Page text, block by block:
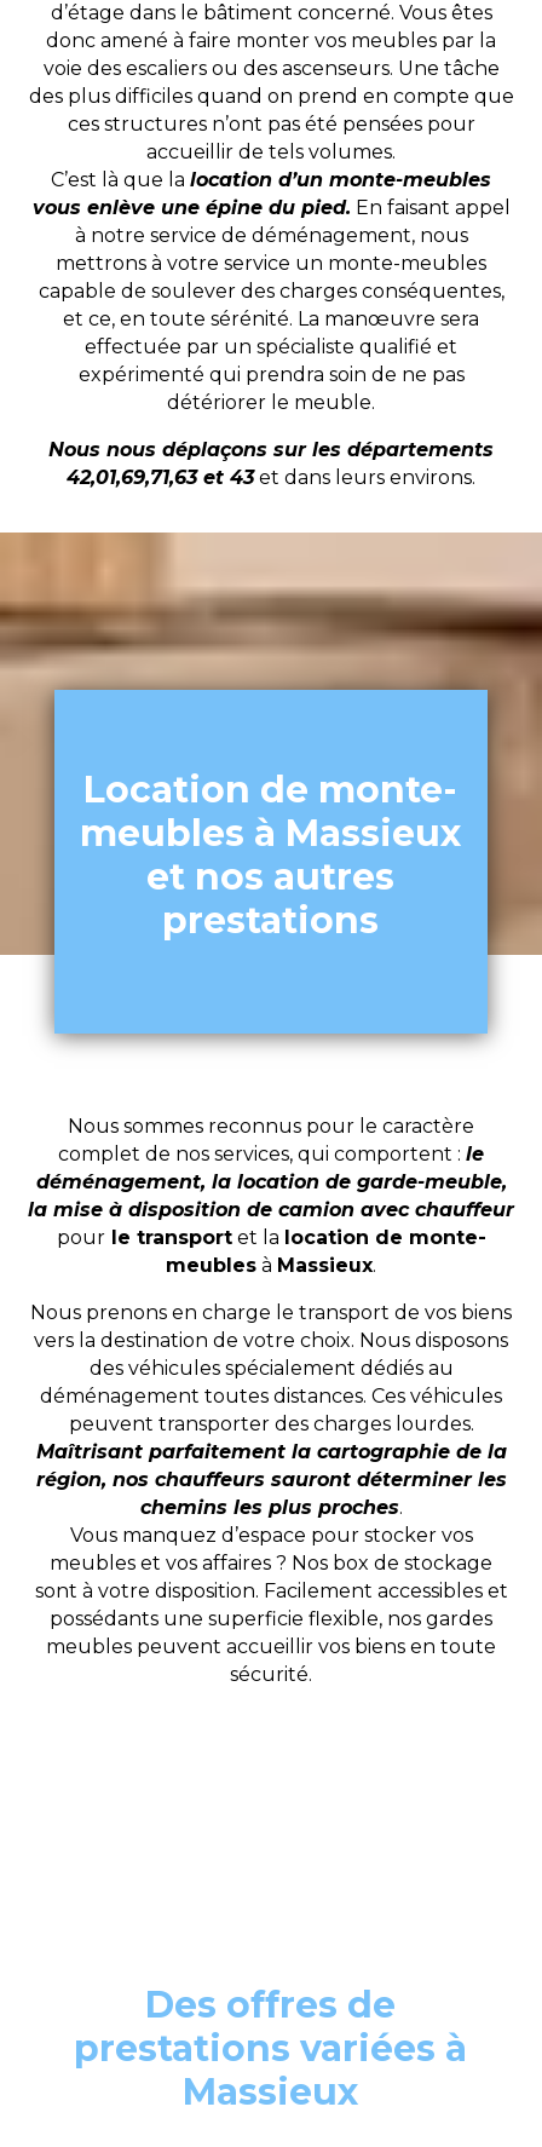
d’étage dans le bâtiment concerné. Vous êtes
donc amené à faire monter vos meubles par la
voie des escaliers ou des ascenseurs. Une tâche
des plus difficiles quand on prend en compte que
ces structures n’ont pas été pensées pour
accueillir de tels volumes.
C’est là que la location d’un monte-meubles
vous enlève une épine du pied. En faisant appel
à notre service de déménagement, nous
mettrons à votre service un monte-meubles
capable de soulever des charges conséquentes,
et ce, en toute sérénité. La manœuvre sera
effectuée par un spécialiste qualifié et
expérimenté qui prendra soin de ne pas
détériorer le meuble.
Nous nous déplaçons sur les départements
42,01,69,71,63 et 43et dans leurs environs.
Location de monte-
meubles à Massieux
et nos autres
prestations
Nous sommes reconnus pour le caractère
complet de nos services, qui comportent : le
déménagement, la location de garde-meuble,
la mise à disposition de camion avec chauffeur
pourle transportet la location de monte-
meubles à Massieux.
Nous prenons en charge le transport de vos biens
vers la destination de votre choix. Nous disposons
des véhicules spécialement dédiés au
déménagement toutes distances. Ces véhicules
peuvent transporter des charges lourdes.
Maîtrisant parfaitement la cartographie de la
région, nos chauffeurs sauront déterminer les
chemins les plus proches.
Vous manquez d’espace pour stocker vos
meubles et vos affaires ? Nos box de stockage
sont à votre disposition. Facilement accessibles et
possédants une superficie flexible, nos gardes
meubles peuvent accueillir vos biens en toute
sécurité.
Des offres de
prestations variées à
Massieux